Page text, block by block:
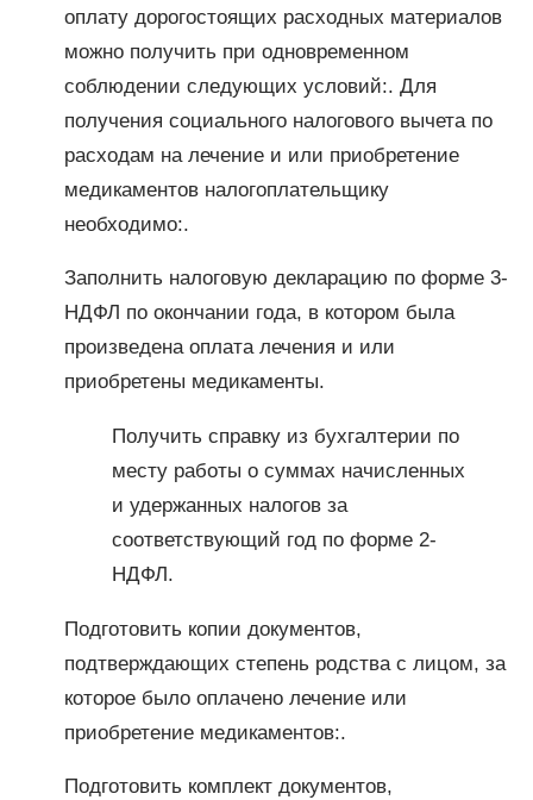
оплату дорогостоящих расходных материалов
можно получить при одновременном
соблюдении следующих условий:. Для
получения социального налогового вычета по
расходам на лечение и или приобретение
медикаментов налогоплательщику
необходимо:.
Заполнить налоговую декларацию по форме 3-
НДФЛ по окончании года, в котором была
произведена оплата лечения и или
приобретены медикаменты.
Получить справку из бухгалтерии по
месту работы о суммах начисленных
и удержанных налогов за
соответствующий год по форме 2-
НДФЛ.
Подготовить копии документов,
подтверждающих степень родства с лицом, за
которое было оплачено лечение или
приобретение медикаментов:.
Подготовить комплект документов,